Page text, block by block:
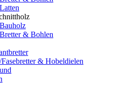
Latten
Bauholz
Bretter & Bohlen
& Hobeldielen